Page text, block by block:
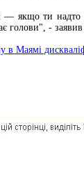
— якщо ти
голови", - заявив
в Маямі